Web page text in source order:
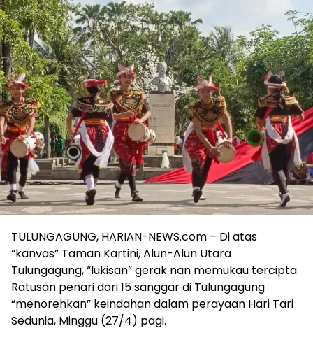
TULUNGAGUNG, HARIAN-NEWS.com – Di atas
“kanvas” Taman Kartini, Alun-Alun Utara
Tulungagung, “lukisan” gerak nan memukau tercipta.
Ratusan penari dari 15 sanggar di Tulungagung
“menorehkan” keindahan dalam perayaan Hari Tari
Sedunia, Minggu (27/4) pagi.